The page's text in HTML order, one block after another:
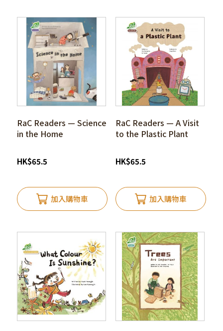
RaC Readers — Science
in the Home
HK$65.5
加入購物車
RaC Readers — A Visit
to the Plastic Plant
HK$65.5
加入購物車